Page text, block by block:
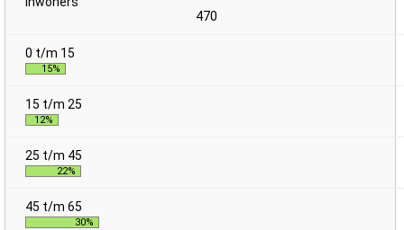
470
15%
12%
22%
30%